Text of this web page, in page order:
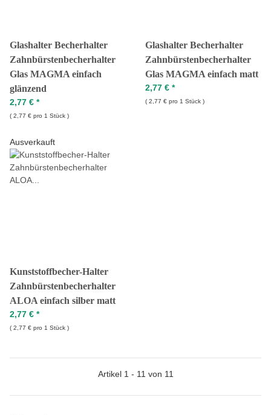
Glashalter Becherhalter
Zahnbürstenbecherhalter
Glas MAGMA einfach
glänzend
2,77 € *
2,77 € pro 1 Stück
Glashalter Becherhalter
Zahnbürstenbecherhalter
Glas MAGMA einfach matt
2,77 € *
2,77 € pro 1 Stück
Ausverkauft
Kunststoffbecher-Halter
Zahnbürstenbecherhalter
ALOA einfach silber matt
2,77 € *
2,77 € pro 1 Stück
Artikel 1 - 11 von 11